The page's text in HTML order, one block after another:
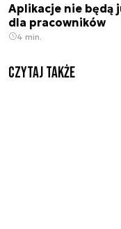
Aplikacje nie będą
dla pracowników
4 min.
Czytaj także